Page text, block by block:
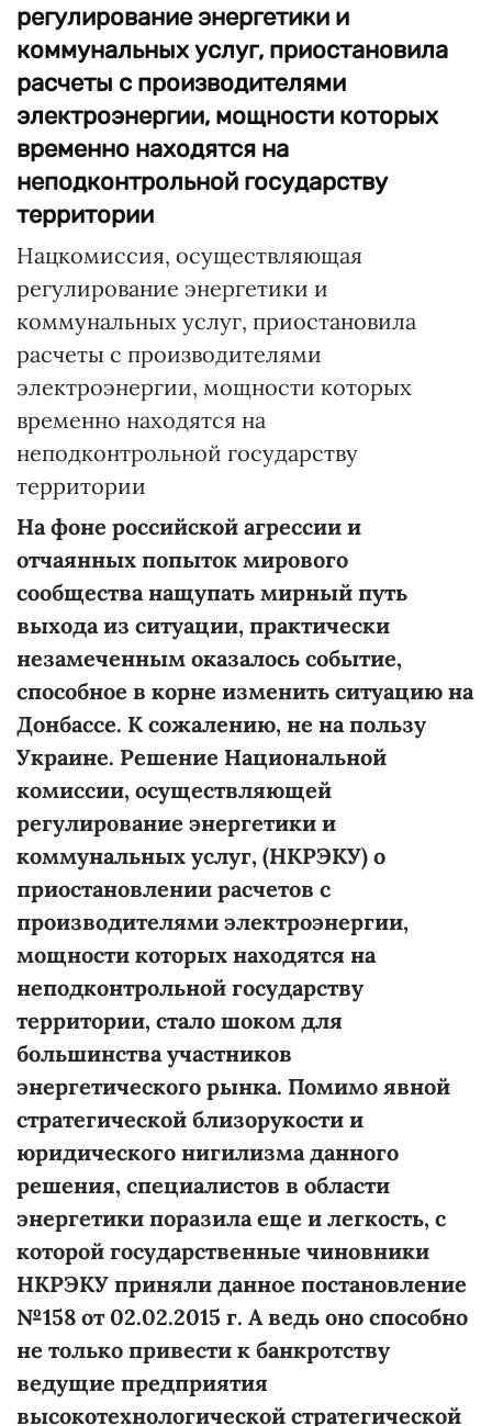
регулирование энергетики и
коммунальных услуг, приостановила
расчеты с производителями
электроэнергии, мощности которых
временно находятся на
неподконтрольной государству
территории
Нацкомиссия, осуществляющая
регулирование энергетики и
коммунальных услуг, приостановила
расчеты с производителями
электроэнергии, мощности которых
временно находятся на
неподконтрольной государству
территории
На фоне российской агрессии и
отчаянных попыток мирового
сообщества нащупать мирный путь
выхода из ситуации, практически
незамеченным оказалось событие,
способное в корне изменить ситуацию на
Донбассе. К сожалению, не на пользу
Украине. Решение Национальной
комиссии, осуществляющей
регулирование энергетики и
коммунальных услуг, (НКРЭКУ) о
приостановлении расчетов с
производителями электроэнергии,
мощности которых находятся на
неподконтрольной государству
территории, стало шоком для
большинства участников
энергетического рынка. Помимо явной
стратегической близорукости и
юридического нигилизма данного
решения, специалистов в области
энергетики поразила еще и легкость, с
которой государственные чиновники
НКРЭКУ приняли данное постановление
№158 от 02.02.2015 г. А ведь оно способно
не только привести к банкротству
ведущие предприятия
высокотехнологической стратегической